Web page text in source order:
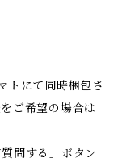
トにて同時梱包さ
ご希望の場合は
問する」ボタン